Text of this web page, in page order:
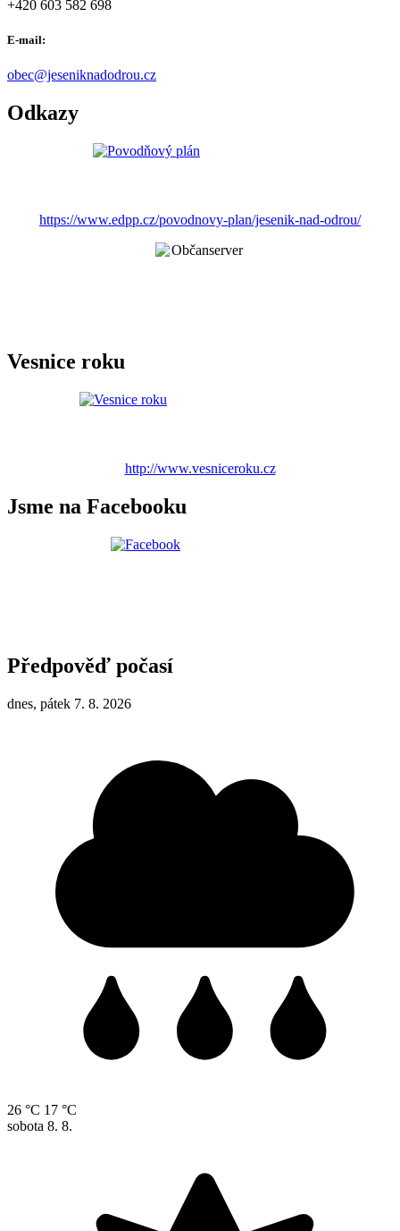
+420 603 582 698
E-mail:
obec@jeseniknadodrou.cz
Odkazy
https://www.edpp.cz/povodnovy-plan/jesenik-nad-odrou/
Vesnice roku
http://www.vesniceroku.cz
Jsme na Facebooku
Předpověď počasí
dnes, pátek 7. 8. 2026
26 °C 17 °C
sobota 8. 8.